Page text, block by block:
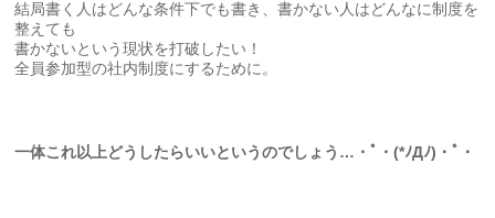
結局書く人はどんな条件下でも書き、書かない人はどんなに制度を
整えても
書かないという現状を打破したい！
全員参加型の社内制度にするために。
一体これ以上どうしたらいいというのでしょう…・ﾟ・(*ﾉДﾉ)・ﾟ・